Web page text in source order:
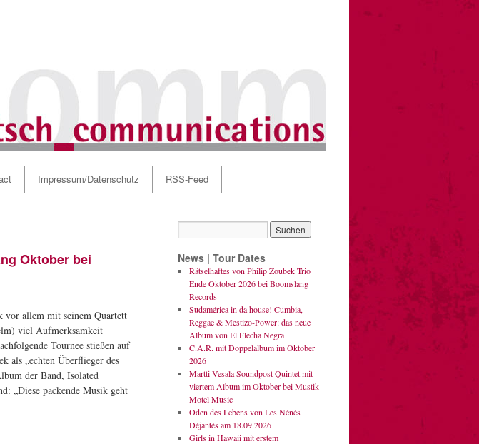
Impressum/Datenschutz RSS-Feed
Oktober bei
vor allem mit seinem Quartett
viel Aufmerksamkeit
Tournee stießen auf
als „echten Überflieger des
der Band, Isolated
„Diese packende Musik geht
News | Tour Dates
Rätselhaftes von Philip Zoubek Trio
Ende Oktober 2026 bei Boomslang
Records
Sudamérica in da house! Cumbia,
Reggae & Mestizo-Power: das neue
Album von El Flecha Negra
C.A.R. mit Doppelalbum im Oktober
2026
Martti Vesala Soundpost Quintet mit
viertem Album im Oktober bei Mustik
Motel Music
Oden des Lebens von Les Nénés
Déjantés am 18.09.2026
Girls in Hawaii mit erstem